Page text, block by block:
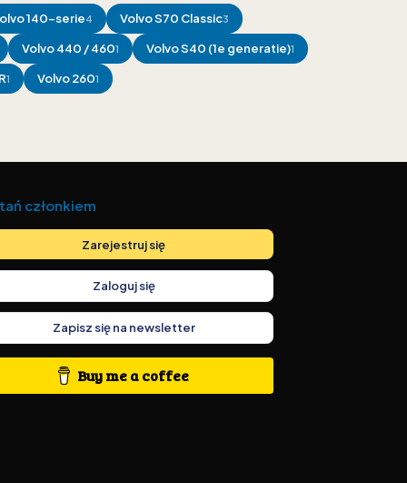
140-serie4 VolvoS70 Classic3
Volvo440 / 4601 VolvoS40 (1e generatie)1
1 Volvo2601
członkiem
Zarejestruj się
Zaloguj się
Zapisz się na newsletter
Buy me a coffee